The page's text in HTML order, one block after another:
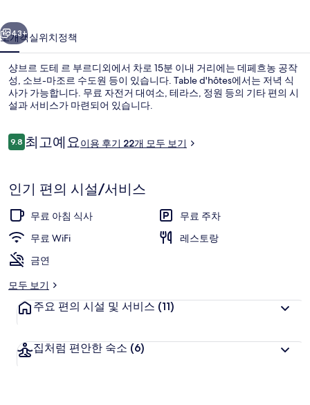
르
디
외
의
진
러
리
다음
43+
소개객실위치정책
샹브르 도테 르 부르디외에서 차로 15분 이내 거리에는 데페흐농 공작
성, 소브-마조르 수도원 등이 있습니다. Table d'hôtes에서는 저녁 식
사가 가능합니다. 무료 자전거 대여소, 테라스, 정원 등의 기타 편의 시
설과 서비스가 마련되어 있습니다.
이
용
기
9.810점 만점 중 9.8점.
최고예요이용 후기 22개 모두 보기
인기 편의 시설/서비스
무료 아침 식사
무료 주차
무료 WiFi
레스토랑
금연
모두 보기
주요 편의 시설 및 서비스 (11)
집처럼 편안한 숙소 (6)